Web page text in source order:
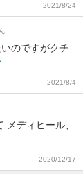
2021/8/24
のですがクチ
2021/8/4
ディヒール、
2020/12/17